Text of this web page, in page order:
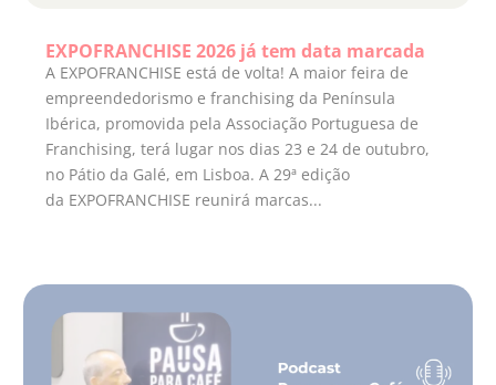
EXPOFRANCHISE 2026 já tem data marcada
A EXPOFRANCHISE está de volta! A maior feira de
empreendedorismo e franchising da Península
Ibérica, promovida pela Associação Portuguesa de
Franchising, terá lugar nos dias 23 e 24 de outubro,
no Pátio da Galé, em Lisboa. A 29ª edição
da EXPOFRANCHISE reunirá marcas...